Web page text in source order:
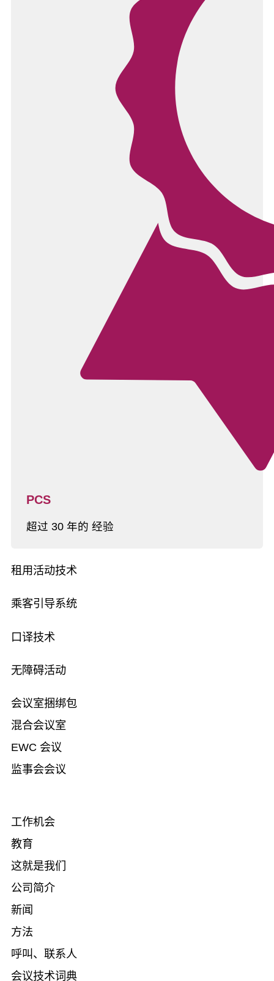
PCS
超过 30 年的 经验
租用活动技术
乘客引导系统
口译技术
无障碍活动
会议室捆绑包
混合会议室
EWC 会议
监事会会议
工作机会
教育
这就是我们
公司简介
新闻
方法
呼叫、联系人
会议技术词典